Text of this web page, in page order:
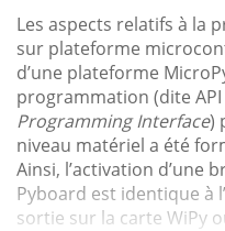
Les aspects relatifs à la
sur plateforme
d’une plateforme
programmation (dite
Programming Interface)
niveau matériel a été
Ainsi, l’activation d’une
Pyboard est identique à
sortie sur la carte WiPy